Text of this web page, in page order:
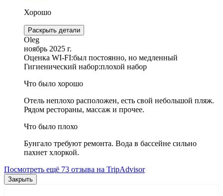
Хорошо
Раскрыть детали
Oleg
ноябрь 2025 г.
Оценка WI-FI:был постоянно, но медленный
Гигиенический набор:плохой набор
Что было хорошо
Отель неплохо расположен, есть свой небольшой пляж.
Рядом рестораны, массаж и прочее.
Что было плохо
Бунгало требуют ремонта. Вода в бассейне сильно
пахнет хлоркой.
Посмотреть ещё 73 отзыва на TripAdvisor
Закрыть